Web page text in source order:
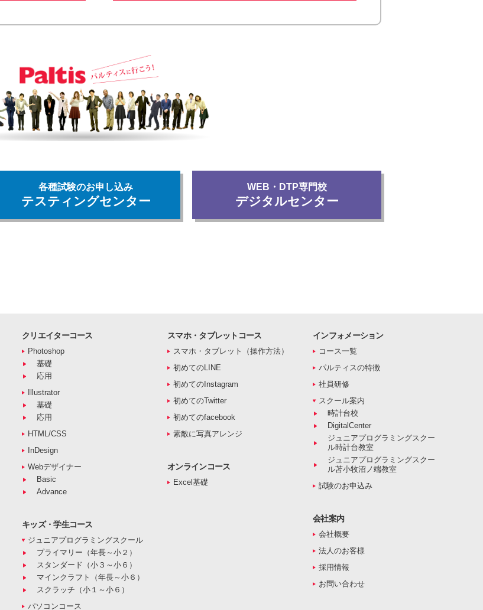
各種試験のお申し込み
テスティングセンター
WEB・DTP専門校
デジタルセンター
クリエイターコース
Photoshop
基礎
応用
Illustrator
基礎
応用
HTML/CSS
InDesign
Webデザイナー
Basic
Advance
キッズ・学生コース
ジュニアプログラミングスクール
プライマリー（年長～小２）
スタンダード（小３～小６）
マインクラフト（年長～小６）
スクラッチ（小１～小６）
パソコンコース
スマホ・タブレットコース
スマホ・タブレット（操作方法）
初めてのLINE
初めてのInstagram
初めてのTwitter
初めてのfacebook
素敵に写真アレンジ
オンラインコース
Excel基礎
インフォメーション
コース一覧
パルティスの特徴
社員研修
スクール案内
時計台校
DigitalCenter
ジュニアプログラミングスクー
ル時計台教室
ジュニアプログラミングスクー
ル苫小牧沼ノ端教室
試験のお申込み
会社案内
会社概要
法人のお客様
採用情報
お問い合わせ